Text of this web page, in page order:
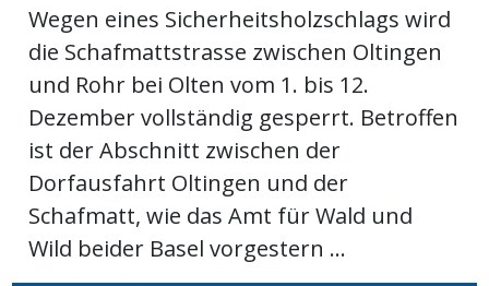
Stellen
E-
App
Wegen eines Sicherheitsholzschlags wird
die Schafmattstrasse zwischen Oltingen
und Rohr bei Olten vom 1. bis 12.
Dezember vollständig gesperrt. Betroffen
ist der Abschnitt zwischen der
Dorfausfahrt Oltingen und der
Schafmatt, wie das Amt für Wald und
Wild beider Basel vorgestern ...